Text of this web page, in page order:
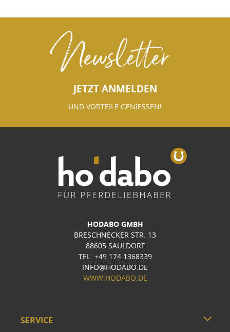
Newsletter
JETZT ANMELDEN
UND VORTEILE GENIESSEN!
HODABO GMBH
BRESCHNECKER STR. 13
88605 SAULDORF
TEL: +49 174 1368339
INFO@HODABO.DE
WWW.HODABO.DE
SERVICE